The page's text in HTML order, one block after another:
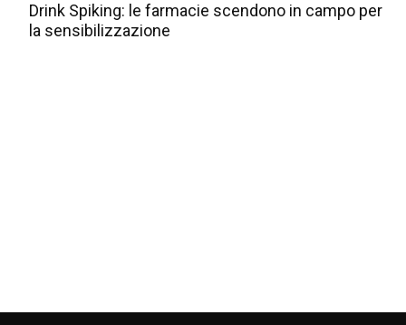
Drink Spiking: le farmacie scendono in campo per
la sensibilizzazione